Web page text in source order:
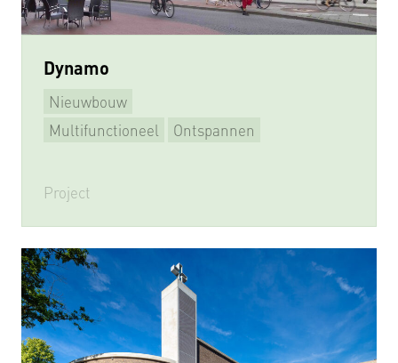
Dynamo
Nieuwbouw
Multifunctioneel
Ontspannen
Project